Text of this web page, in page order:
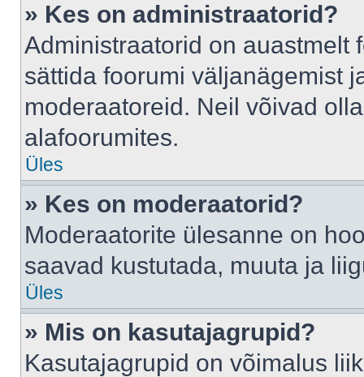
» Kes on administraatorid?
Administraatorid on auastmelt
sättida foorumi väljanägemist
moderaatoreid. Neil võivad
alafoorumites.
Üles
» Kes on moderaatorid?
Moderaatorite ülesanne on
saavad kustutada, muuta ja
Üles
» Mis on kasutajagrupid?
Kasutajagrupid on võimalus